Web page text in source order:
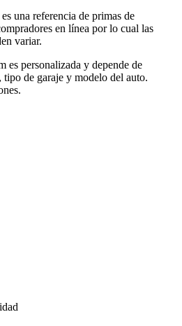
una referencia de primas de
en línea por lo cual las
variar.
es personalizada y depende de
tipo de garaje y modelo del auto.